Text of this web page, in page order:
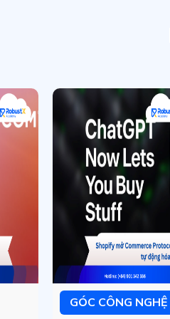
GÓC CÔNG NGHỆ